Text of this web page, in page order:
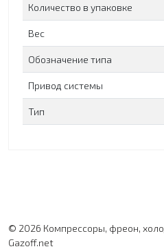
Количество в упаковке
Вес
Обозначение типа
Привод системы
Тип
© 2026 Компрессоры, фреон,
Gazoff.net